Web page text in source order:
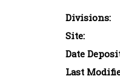
Divisions:
Site:
Date
Last